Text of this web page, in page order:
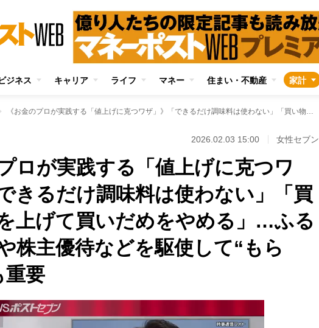
ジネス キャリア ライフ マネー 住まい・不動産 家計
《お金のプロが実践する「値上げに克つワザ」》「できるだけ調味料は使わない」「買い物頻度を上げて買いだめをやめる」…ふるさと納税や株主優待などを駆使して“もらう”工夫も重要
2026.02.03 15:00 女性セブン
ロが実践する「値上げに克つワ
きるだけ調味料は使わない」「買
上げて買いだめをやめる」…ふる
株主優待などを駆使して“もら
重要